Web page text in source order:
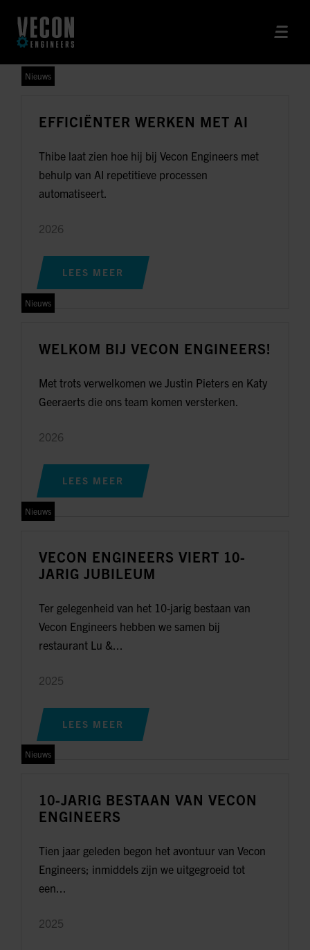
Nieuws
EFFICIËNTER WERKEN MET AI
Thibe laat zien hoe hij bij Vecon Engineers met
behulp van AI repetitieve processen
automatiseert.
2026
LEES MEER
Nieuws
WELKOM BIJ VECON ENGINEERS!
Met trots verwelkomen we Justin Pieters en Katy
Geeraerts die ons team komen versterken.
2026
LEES MEER
Nieuws
VECON ENGINEERS VIERT 10-
JARIG JUBILEUM
Ter gelegenheid van het 10-jarig bestaan van
Vecon Engineers hebben we samen bij
restaurant Lu &...
2025
LEES MEER
Nieuws
10-JARIG BESTAAN VAN VECON
ENGINEERS
Tien jaar geleden begon het avontuur van Vecon
Engineers; inmiddels zijn we uitgegroeid tot
een...
2025